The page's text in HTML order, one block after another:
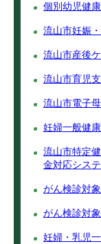
個別幼児健
流山市妊娠
流山市産後
流山市育児
流山市電子
妊婦一般健
流山市特定
金対応シス
がん検診対
がん検診対
妊婦・乳児